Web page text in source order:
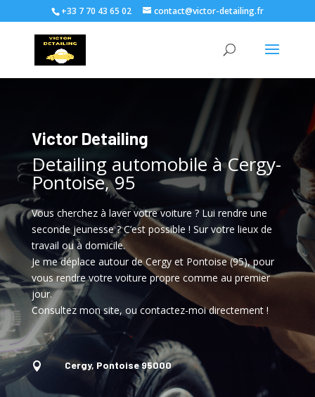
+33 7 70 43 65 02 contact@victor-detailing.fr
Victor Detailing
Detailing automobile à Cergy-
Pontoise, 95
Vous cherchez à laver votre voiture ? Lui rendre une
seconde jeunesse ? C’est possible ! Sur votre lieux de
travail ou à domicile.
Je me déplace autour de Cergy et Pontoise (95), pour
vous rendre votre voiture propre comme au premier
jour.
Consultez mon site, ou contactez-moi directement !
 Cergy, Pontoise 95000